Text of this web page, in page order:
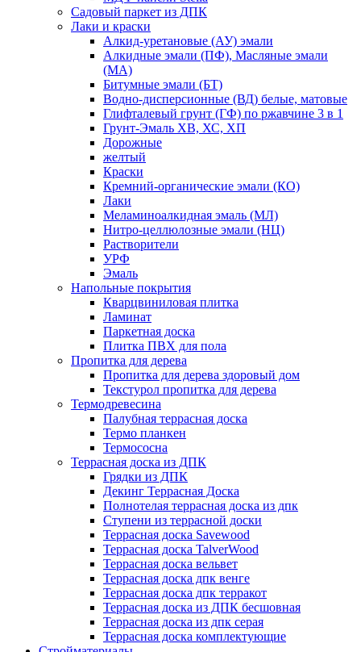
Садовый паркет из ДПК
Лаки и краски
Алкид-уретановые (АУ) эмали
Алкидные эмали (ПФ), Масляные эмали
(МА)
Битумные эмали (БТ)
Водно-дисперсионные (ВД) белые, матовые
Глифталевый грунт (ГФ) по ржавчине 3 в 1
Грунт-Эмаль ХВ, ХС, ХП
Дорожные
желтый
Краски
Кремний-органические эмали (КО)
Лаки
Меламиноалкидная эмаль (МЛ)
Нитро-целлюлозные эмали (НЦ)
Растворители
УРФ
Эмаль
Напольные покрытия
Кварцвиниловая плитка
Ламинат
Паркетная доска
Плитка ПВХ для пола
Пропитка для дерева
Пропитка для дерева здоровый дом
Текстурол пропитка для дерева
Термодревесина
Палубная террасная доска
Термо планкен
Термососна
Террасная доска из ДПК
Грядки из ДПК
Декинг Террасная Доска
Полнотелая террасная доска из дпк
Ступени из террасной доски
Террасная доска Savewood
Террасная доска TalverWood
Террасная доска вельвет
Террасная доска дпк венге
Террасная доска дпк терракот
Террасная доска из ДПК бесшовная
Террасная доска из дпк серая
Террасная доска комплектующие